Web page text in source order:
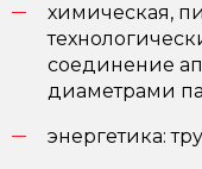
химическая,
соединение
диаметрами
энергетика: